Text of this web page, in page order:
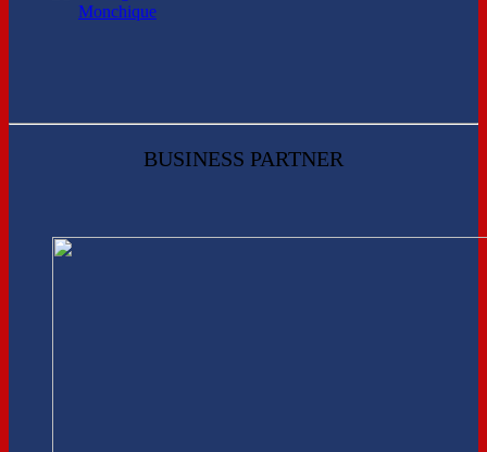
BUSINESS PARTNER